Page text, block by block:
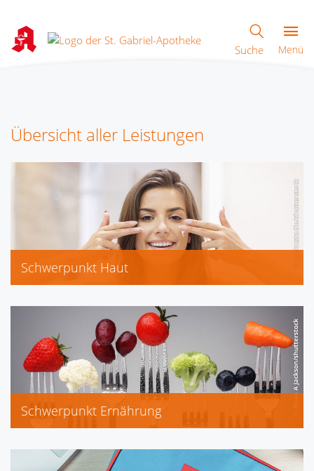
Suche Menü
Übersicht aller Leistungen
Schwerpunkt Haut
Optolind, Roc
Roche-Posay
Vichy, Widmer
Schwerpunkt Ernährung
Gicht, Neurodermitis
Schwangerschaft, Senioren